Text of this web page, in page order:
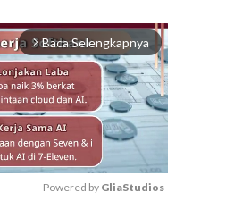
arrow_forward_ios Baca Selengkapnya
Powered by GliaStudios